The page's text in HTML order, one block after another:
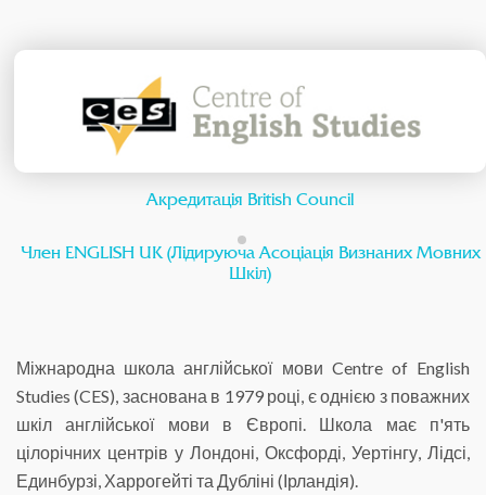
Акредитація British Council
Член ENGLISH UK (Лідируюча Асоціація Визнаних Мовних
Шкіл)
Міжнародна школа англійської мови Centre of English
Studies (CES), заснована в 1979 році, є однією з поважних
шкіл англійської мови в Європі. Школа має п'ять
цілорічних центрів у Лондоні, Оксфорді, Уертінгу, Лідсі,
Единбурзі, Харрогейті та Дубліні (Ірландія).